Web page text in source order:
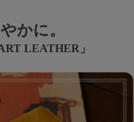
かに。
LEATHER」